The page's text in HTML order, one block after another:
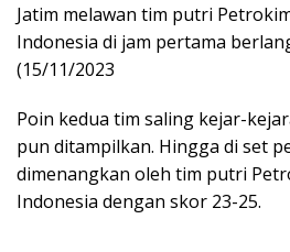
Jatim melawan tim putri
Indonesia di jam pertama
(15/11/2023
Poin kedua tim saling kejar-
pun ditampilkan. Hingga di set
dimenangkan oleh tim putri
Indonesia dengan skor 23-25.